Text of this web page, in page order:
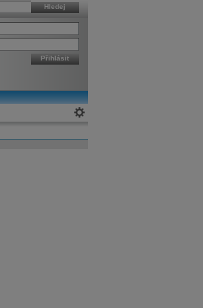
Hledej
Přihlásit